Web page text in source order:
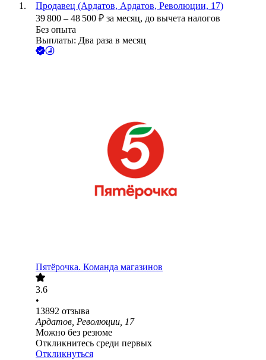
Продавец (Ардатов, Ардатов, Революции, 17)
39 800 – 48 500 ₽ за месяц, до вычета налогов
Без опыта
Выплаты: Два раза в месяц
Пятёрочка. Команда магазинов
3.6
•
13892 отзыва
Ардатов, Революции, 17
Можно без резюме
Откликнитесь среди первых
Откликнуться